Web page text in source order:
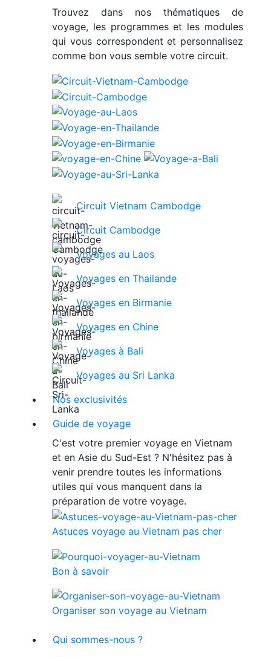
Trouvez dans nos thématiques de
voyage, les programmes et les modules
qui vous correspondent et personnalisez
comme bon vous semble votre circuit.
Circuit Vietnam Cambodge
Circuit Cambodge
Voyages au Laos
Voyages en Thailande
Voyages en Birmanie
Voyages en Chine
Voyages à Bali
Voyages au Sri Lanka
Nos exclusivités
Guide de voyage
C'est votre premier voyage en Vietnam
et en Asie du Sud-Est ? N'hésitez pas à
venir prendre toutes les informations
utiles qui vous manquent dans la
préparation de votre voyage.
Astuces voyage au Vietnam pas cher
Bon à savoir
Organiser son voyage au Vietnam
Qui sommes-nous ?